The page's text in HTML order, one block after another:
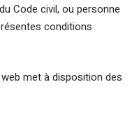
Code civil, ou personne
conditions
met à disposition des